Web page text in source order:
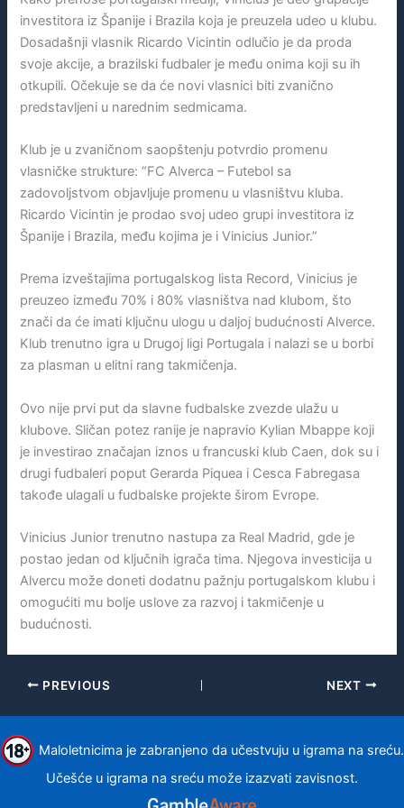
investitora iz Španije i Brazila koja je preuzela udeo u klubu.
Dosadašnji vlasnik Ricardo Vicintin odlučio je da proda
svoje akcije, a brazilski fudbaler je među onima koji su ih
otkupili. Očekuje se da će novi vlasnici biti zvanično
predstavljeni u narednim sedmicama.
Klub je u zvaničnom saopštenju potvrdio promenu
vlasničke strukture: “FC Alverca – Futebol sa
zadovoljstvom objavljuje promenu u vlasništvu kluba.
Ricardo Vicintin je prodao svoj udeo grupi investitora iz
Španije i Brazila, među kojima je i Vinicius Junior.”
Prema izveštajima portugalskog lista Record, Vinicius je
preuzeo između 70% i 80% vlasništva nad klubom, što
znači da će imati ključnu ulogu u daljoj budućnosti Alverce.
Klub trenutno igra u Drugoj ligi Portugala i nalazi se u borbi
za plasman u elitni rang takmičenja.
Ovo nije prvi put da slavne fudbalske zvezde ulažu u
klubove. Sličan potez ranije je napravio Kylian Mbappe koji
je investirao značajan iznos u francuski klub Caen, dok su i
drugi fudbaleri poput Gerarda Piquea i Cesca Fabregasa
takođe ulagali u fudbalske projekte širom Evrope.
Vinicius Junior trenutno nastupa za Real Madrid, gde je
postao jedan od ključnih igrača tima. Njegova investicija u
Alvercu može doneti dodatnu pažnju portugalskom klubu i
omogućiti mu bolje uslove za razvoj i takmičenje u
budućnosti.
PREVIOUS NEXT
Maloletnicima je zabranjeno da učestvuju u igrama na sreću.
Učešće u igrama na sreću može izazvati zavisnost.